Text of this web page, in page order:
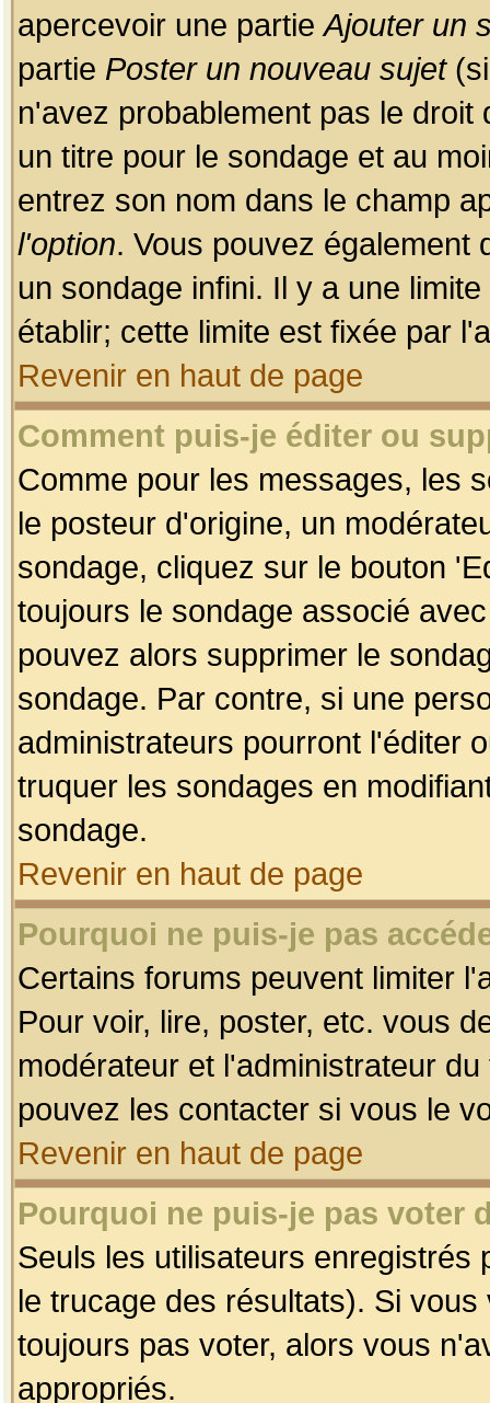
apercevoir une partieAjouter un
partie Poster un nouveau sujet(si
n'avez probablement pas le
un titre pour le sondage et au
entrez son nom dans le champ
l'option. Vous pouvez également
un sondage infini. Il y a une
établir; cette limite est fixée par
Revenir en haut de page
Comment puis-je éditer ou
Comme pour les messages, les
le posteur d'origine, un
sondage, cliquez sur le bouton
toujours le sondage associé
pouvez alors supprimer le
sondage. Par contre, si une
administrateurs pourront l'éditer
truquer les sondages en
sondage.
Revenir en haut de page
Pourquoi ne puis-je pas
Certains forums peuvent limiter
Pour voir, lire, poster, etc. vous
modérateur et l'administrateur
pouvez les contacter si vous le
Revenir en haut de page
Pourquoi ne puis-je pas voter
Seuls les utilisateurs enregistrés
le trucage des résultats). Si
toujours pas voter, alors vous
appropriés.